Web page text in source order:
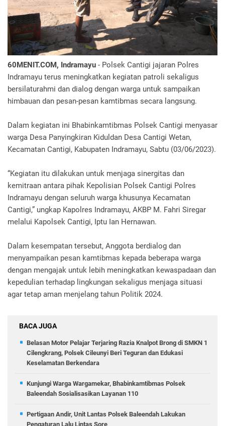
60MENIT.COM, Indramayu - Polsek Cantigi jajaran Polres
Indramayu terus meningkatkan kegiatan patroli sekaligus
bersilaturahmi dan dialog dengan warga untuk sampaikan
himbauan dan pesan-pesan kamtibmas secara langsung.
Dalam kegiatan ini Bhabinkamtibmas Polsek Cantigi menyasar
warga Desa Panyingkiran Kiduldan Desa Cantigi Wetan,
Kecamatan Cantigi, Kabupaten Indramayu, Sabtu (03/06/2023).
“Kegiatan itu dilakukan untuk menjaga sinergitas dan
kemitraan antara pihak Kepolisian Polsek Cantigi Polres
Indramayu dengan seluruh warga khusunya Kecamatan
Cantigi,” ungkap Kapolres Indramayu, AKBP M. Fahri Siregar
melalui Kapolsek Cantigi, Iptu Ian Hernawan.
Dalam kesempatan tersebut, Anggota berdialog dan
menyampaikan pesan kamtibmas kepada beberapa warga
dengan mengajak untuk lebih meningkatkan kewaspadaan dan
kepedulian terhadap lingkungan sekaligus menjaga situasi
agar tetap aman menjelang tahun Politik 2024.
BACA JUGA
Belasan Motor Pelajar Terjaring Razia Knalpot Brong di SMKN 1
Cilengkrang, Polsek Cileunyi Beri Teguran dan Edukasi
Keselamatan Berkendara
Kunjungi Warga Wargamekar, Bhabinkamtibmas Polsek
Baleendah Sosialisasikan Layanan 110
Pertigaan Andir, Unit Lantas Polsek Baleendah Lakukan
Pengaturan Lalu Lintas Sore